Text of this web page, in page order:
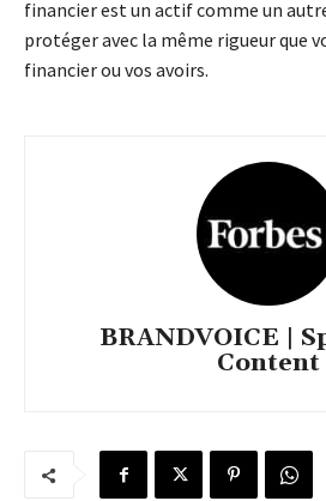
financier est un actif comme un
protéger avec la même rigueur que
financier ou vos avoirs.
BRANDVOICE |
Content